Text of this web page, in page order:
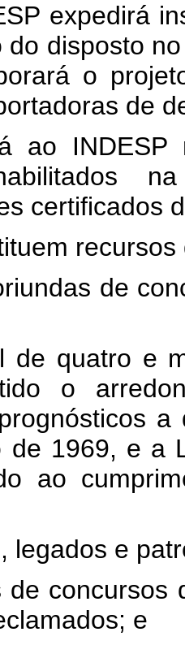
expedirá
do disposto
o
de
ao INDESP
certificados
de
de quatro e
o
de 1969, e a
ao
legados e
de concursos
e